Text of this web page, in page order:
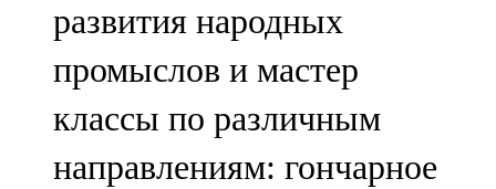
развития народных
промыслов и мастер
классы по различным
направлениям: гончарное